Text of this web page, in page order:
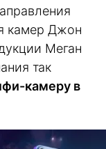
камер Джон
Меган
так
камеру в